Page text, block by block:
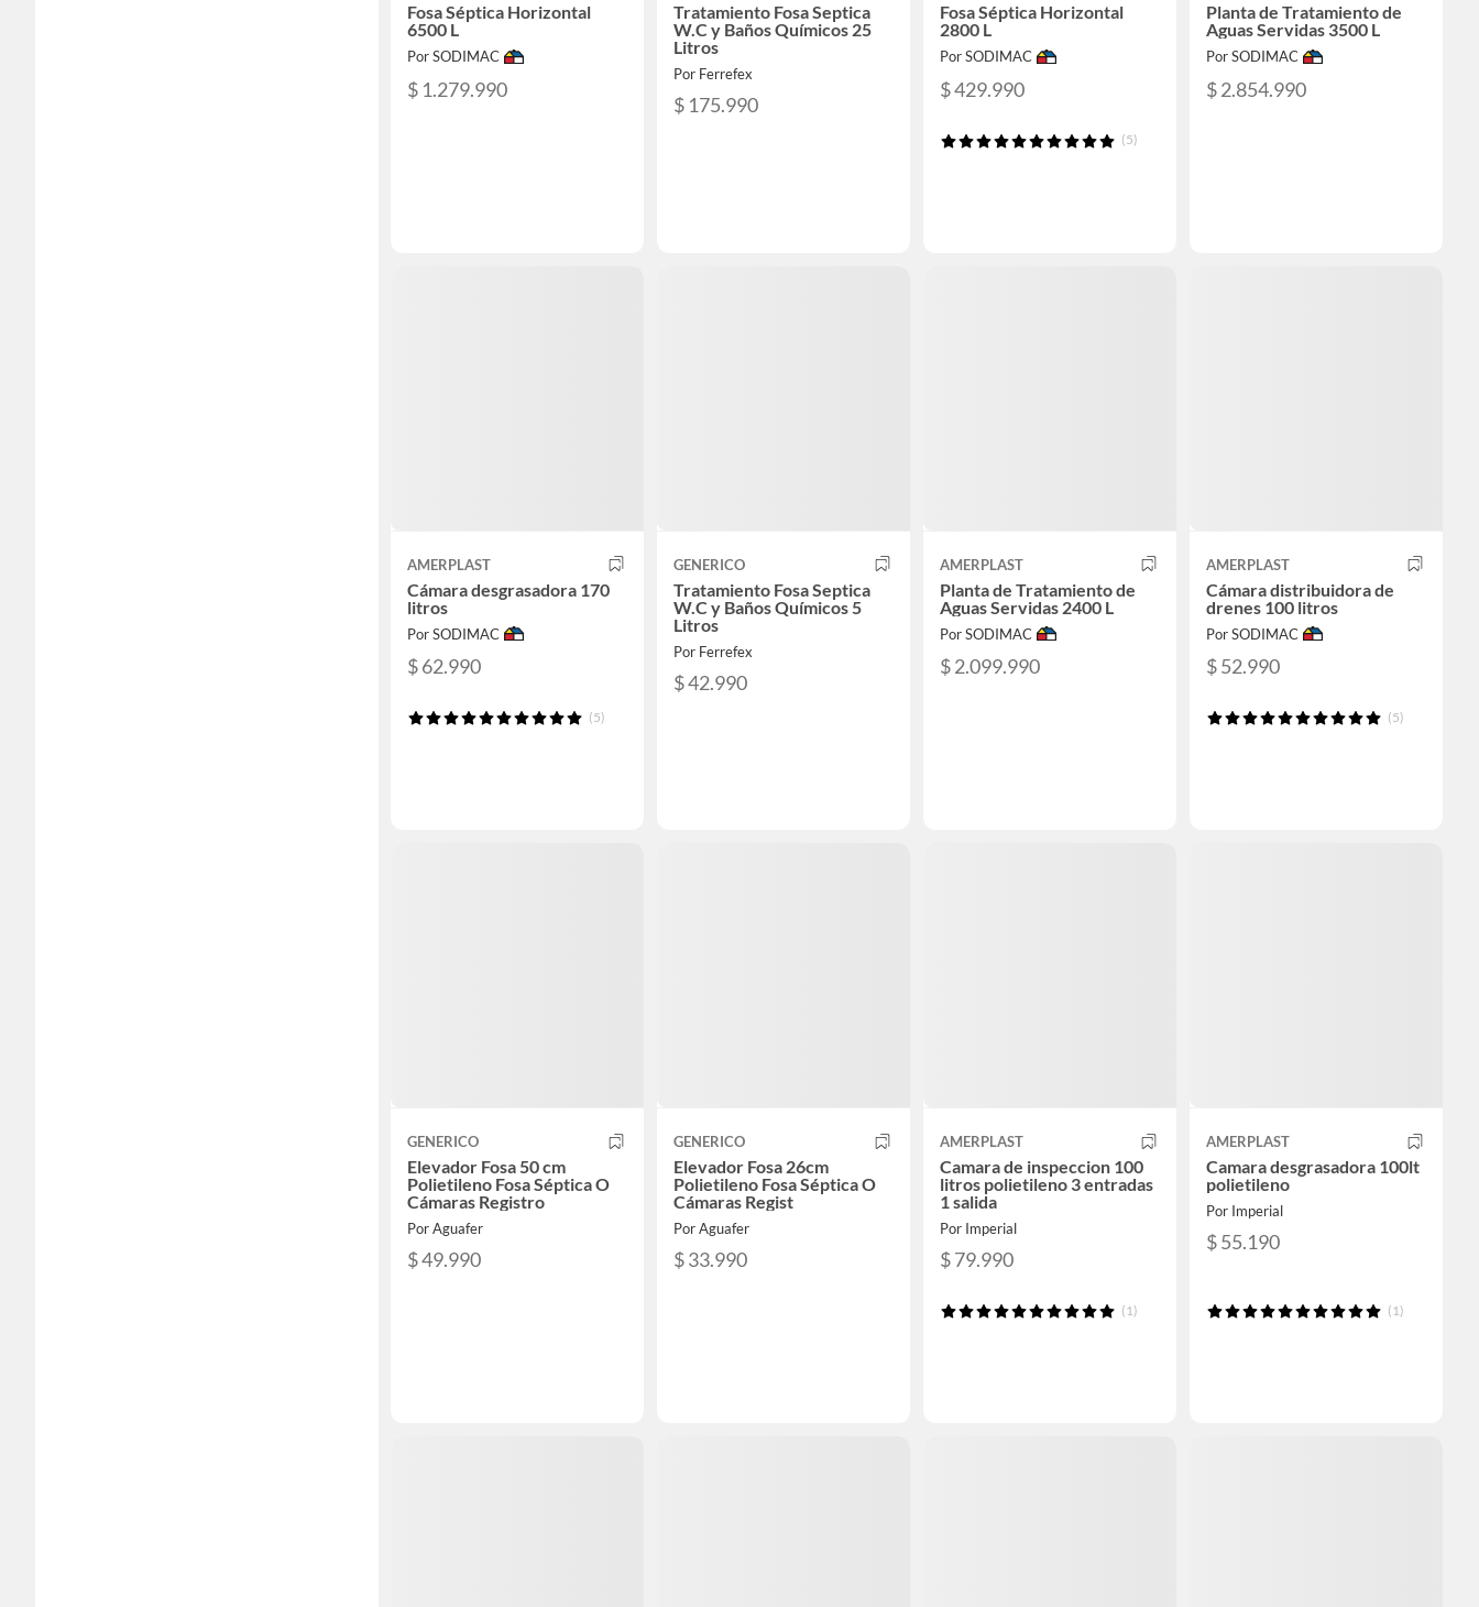
Fosa Séptica Horizontal
6500 L
Por SODIMAC
$ 1.279.990
Tratamiento Fosa Septica
W.C y Baños Químicos 25
Litros
Por Ferrefex
$ 175.990
Fosa Séptica Horizontal
2800 L
Por SODIMAC
$ 429.990
(5)
Planta de Tratamiento de
Aguas Servidas 3500 L
Por SODIMAC
$ 2.854.990
AMERPLAST
Cámara desgrasadora 170
litros
Por SODIMAC
$ 62.990
(5)
GENERICO
Tratamiento Fosa Septica
W.C y Baños Químicos 5
Litros
Por Ferrefex
$ 42.990
AMERPLAST
Planta de Tratamiento de
Aguas Servidas 2400 L
Por SODIMAC
$ 2.099.990
AMERPLAST
Cámara distribuidora de
drenes 100 litros
Por SODIMAC
$ 52.990
(5)
GENERICO
Elevador Fosa 50 cm
Polietileno Fosa Séptica O
Cámaras Registro
Por Aguafer
$ 49.990
GENERICO
Elevador Fosa 26cm
Polietileno Fosa Séptica O
Cámaras Regist
Por Aguafer
$ 33.990
AMERPLAST
Camara de inspeccion 100
litros polietileno 3 entradas
1 salida
Por Imperial
$ 79.990
(1)
AMERPLAST
Camara desgrasadora 100lt
polietileno
Por Imperial
$ 55.190
(1)